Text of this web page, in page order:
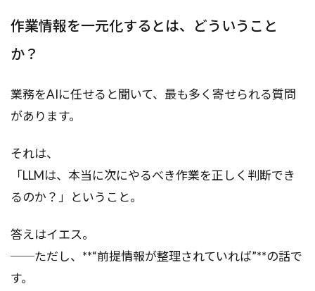
作業情報を一元化するとは、どういうこと
か？
業務をAIに任せると聞いて、最も多く寄せられる質問
があります。
それは、
「LLMは、本当に次にやるべき作業を正しく判断でき
るのか？」ということ。
答えはイエス。
──ただし、**“前提情報が整理されていれば”**の話で
す。